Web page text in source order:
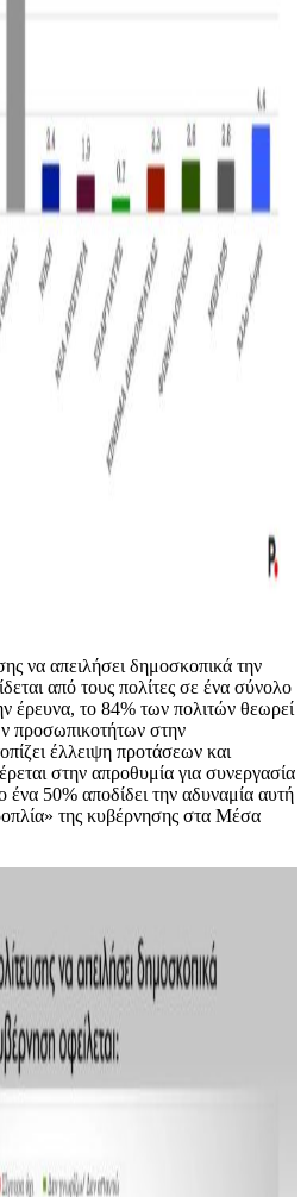
να απειλήσει δημοσκοπικά την
από τους πολίτες σε ένα σύνολο
έρευνα, το 84% των πολιτών θεωρεί
προσωπικοτήτων στην
έλλειψη προτάσεων και
στην απροθυμία για συνεργασία
50% αποδίδει την αδυναμία αυτή
της κυβέρνησης στα Μέσα